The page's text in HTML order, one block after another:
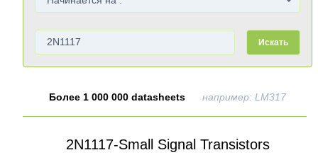
Искать
Более 1 000 000 datasheets например: LM317
2N1117-Small Signal Transistors